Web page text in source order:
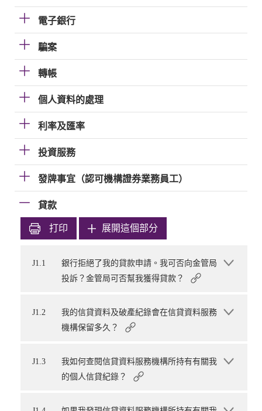
電子銀行
騙案
轉帳
個人資料的處理
利率及匯率
投資服務
發牌事宜（認可機構證券業務員工）
貸款
打印 展開這個部分
J1.1
銀行拒絕了我的貸款申請。我可否向金管局
投訴？金管局可否幫我獲得貸款？
J1.2
我的信貸資料及破產紀錄會在信貸資料服務
機構保留多久？
J1.3
我如何查閱信貸資料服務機構所持有有關我
的個人信貸紀錄？